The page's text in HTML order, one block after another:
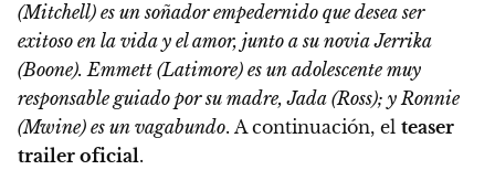
(Mitchell) es un soñador empedernido que desea ser
exitoso en la vida y el amor, junto a su novia Jerrika
(Boone). Emmett (Latimore) es un adolescente muy
responsable guiado por su madre, Jada (Ross); y Ronnie
(Mwine) es un vagabundo. A continuación, el teaser
trailer oficial.